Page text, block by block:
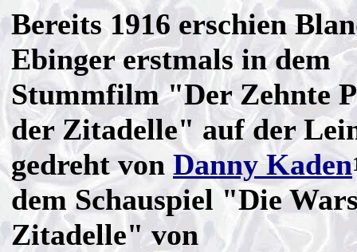
Bereits 1916 erschien
Ebinger erstmals in dem
Stummfilm "Der Zehnte
der Zitadelle" auf der
gedreht von Danny Kaden
dem Schauspiel "Die
Zitadelle" von